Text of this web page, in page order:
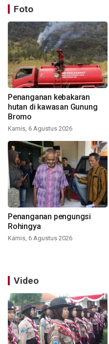
Foto
Penanganan kebakaran
hutan di kawasan Gunung
Bromo
Kamis, 6 Agustus 2026
Penanganan pengungsi
Rohingya
Kamis, 6 Agustus 2026
Video